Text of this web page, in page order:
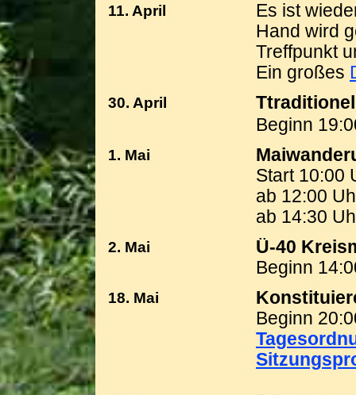
11. April
Es ist
Hand wird
Treffpunkt
Ein großes
30. April
Beginn
1. Mai
Start 10:00
ab 12:00
ab 14:30
2. Mai Ü-40
Beginn
18. Mai
Beginn